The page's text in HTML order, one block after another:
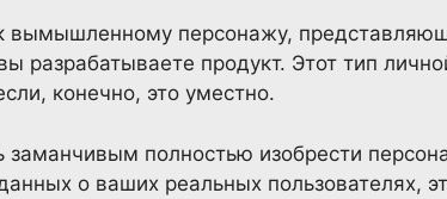
вымышленному персонажу,
разрабатываете продукт. Этот тип
конечно, это уместно.
заманчивым полностью изобрести
о ваших реальных пользователях,